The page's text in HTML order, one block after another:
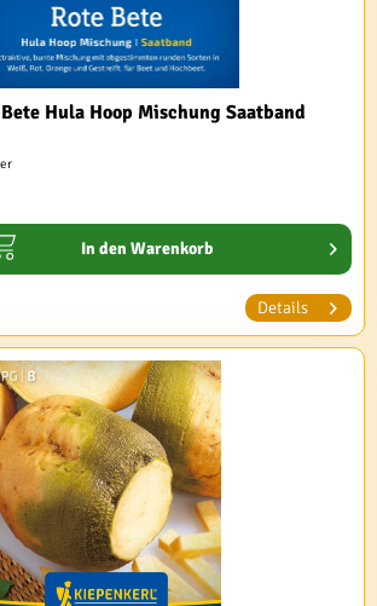
Hula Hoop Mischung Saatband
In den Warenkorb
Details